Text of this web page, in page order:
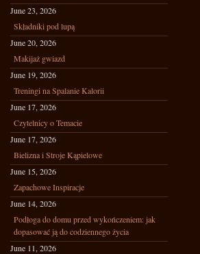
June 23, 2026
Składniki pod lupą
June 20, 2026
Makijaż gwiazd
June 19, 2026
Treningi na Spalanie Kalorii
June 17, 2026
Czytelnicy o Temacie
June 17, 2026
Bielizna i Stroje Kąpielowe
June 15, 2026
Zapachowe Inspiracje
June 14, 2026
Podłoga do domu przed wykończeniem: jak
dopasować ją do codziennego życia
June 11, 2026